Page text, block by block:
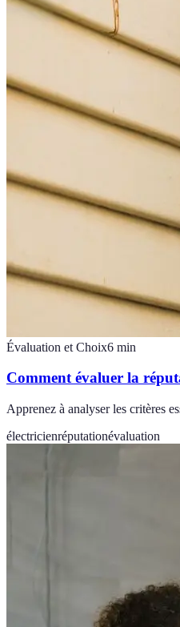
Évaluation et Choix6 min
Comment évaluer la
Apprenez à analyser les critères
électricienréputationévaluation